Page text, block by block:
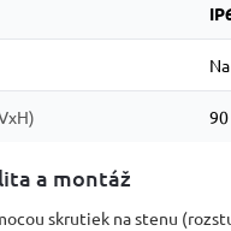
a montáž
skrutiek na stenu